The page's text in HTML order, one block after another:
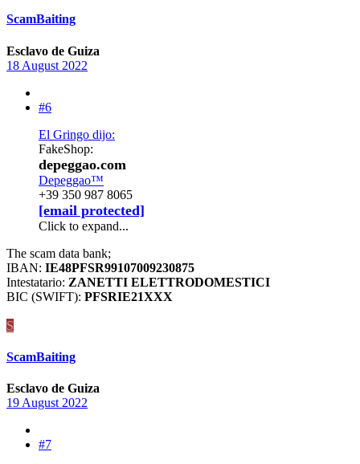
ScamBaiting
Esclavo de Guiza
18 August 2022
#6
El Gringo dijo:
FakeShop:
depeggao.com
Depeggao™
+39 350 987 8065
[email protected]
Click to expand...
The scam data bank;
IBAN: IE48PFSR99107009230875
Intestatario: ZANETTI ELETTRODOMESTICI
BIC (SWIFT): PFSRIE21XXX
S
ScamBaiting
Esclavo de Guiza
19 August 2022
#7